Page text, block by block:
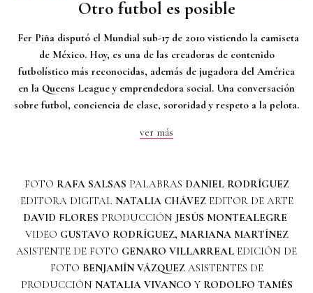
Otro futbol es posible
Fer Piña disputó el Mundial sub-17 de 2010 vistiendo la camiseta
de México. Hoy, es una de las creadoras de contenido
futbolístico más reconocidas, además de jugadora del América
en la Queens League y emprendedora social. Una conversación
sobre futbol, conciencia de clase, sororidad y respeto a la pelota.
ver más
FOTO RAFA SALSAS PALABRAS DANIEL RODRÍGUEZ
EDITORA DIGITAL NATALIA CHÁVEZ EDITOR DE ARTE
DAVID FLORES PRODUCCIÓN JESÚS MONTEALEGRE
VIDEO GUSTAVO RODRÍGUEZ, MARIANA MARTÍNEZ
ASISTENTE DE FOTO GENARO VILLARREAL EDICIÓN DE
FOTO BENJAMÍN VÁZQUEZASISTENTES DE
PRODUCCIÓN NATALIA VIVANCO Y RODOLFO TAMÉS